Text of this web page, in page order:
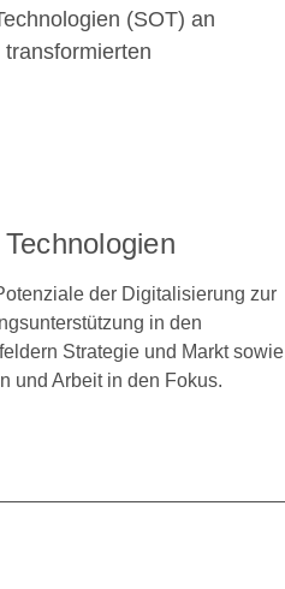
(SOT) an
der Digitalisierung zur
in den
Strategie und Markt sowie
und Arbeit in den Fokus.